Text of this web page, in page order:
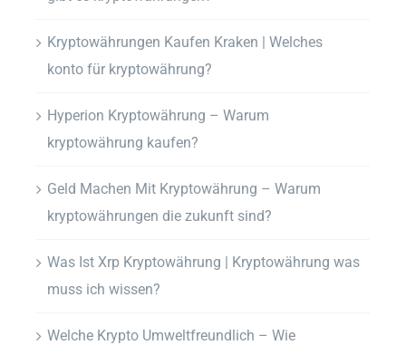
Kryptowährungen Kaufen Kraken | Welches
konto für kryptowährung?
Hyperion Kryptowährung – Warum
kryptowährung kaufen?
Geld Machen Mit Kryptowährung – Warum
kryptowährungen die zukunft sind?
Was Ist Xrp Kryptowährung | Kryptowährung was
muss ich wissen?
Welche Krypto Umweltfreundlich – Wie